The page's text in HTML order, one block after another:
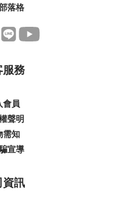
落格
服務
會員
聲明
需知
宣導
資訊